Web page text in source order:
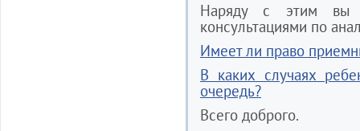
Наряду с этим вы
консультациями по
Имеет ли право
В каких случаях
очередь?
Всего доброго.